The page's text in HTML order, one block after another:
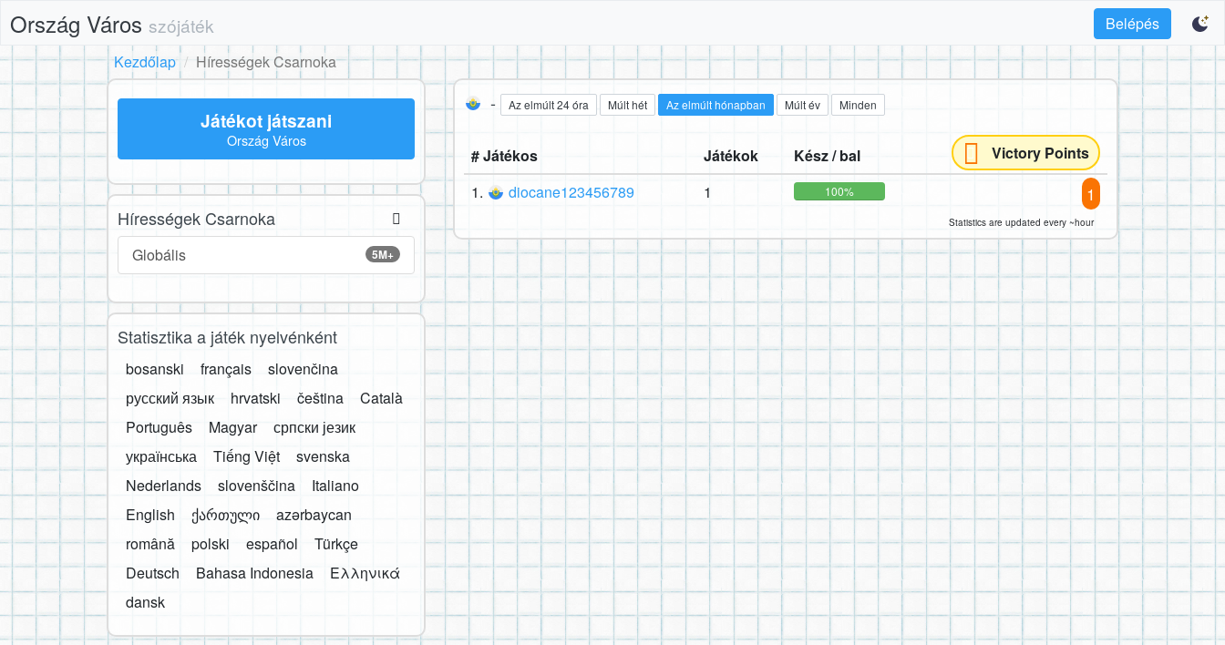
Ország Város szójáték
Belépés
Kezdőlap
Hírességek Csarnoka
- Az elmúlt 24 óra Múlt hét Az elmúlt hónapban Múlt év Minden
# Játékos Játékok Kész / bal
Victory Points
1.
diocane123456789 1 100% 1
Statistics are updated every ~hour
Játékot játszani
Ország Város
Hírességek Csarnoka
5M+
Globális
Statisztika a játék nyelvénként
bosanski français
slovenčina
русский язык
hrvatski čeština
Català
Português
Magyar
српски језик
українська
Tiếng Việt
svenska
Nederlands
slovenščina
Italiano
English
ქართული
azərbaycan
română
polski español
Türkçe
Deutsch
Bahasa Indonesia
Ελληνικά
dansk